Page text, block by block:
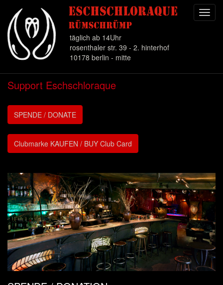
Direkt
zum
täglich ab 14Uhr
rosenthaler str. 39 - 2. hinterhof
10178 berlin - mitte
Support Eschschloraque
SPENDE / DONATE
Clubmarke KAUFEN / BUY Club Card